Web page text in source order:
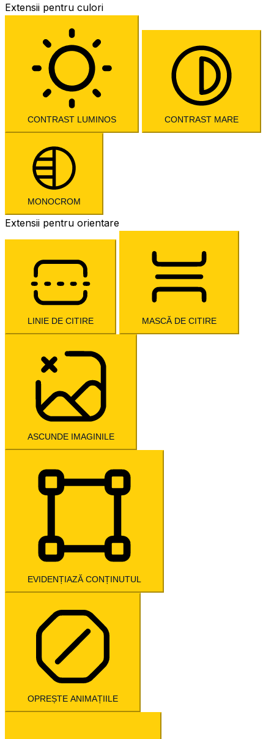
Extensii pentru culori
CONTRAST LUMINOS CONTRAST MARE
MONOCROM
Extensii pentru orientare
LINIE DE CITIRE MASCĂ DE CITIRE
ASCUNDE IMAGINILE
EVIDENȚIAZĂ CONȚINUTUL
OPREȘTE ANIMAȚIILE